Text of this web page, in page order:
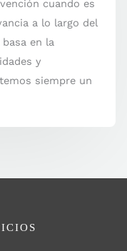
cuando es
a lo largo del
en la
y
siempre un